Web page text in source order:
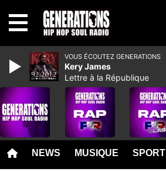
NEWS MUSIQUE SPORT
VOUS ÉCOUTEZ GENERATIONS
Kery James
Lettre à la République